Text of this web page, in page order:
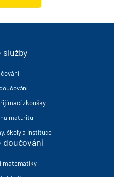
služby
zkoušky
maturitu
školy a instituce
doučování
matematiky